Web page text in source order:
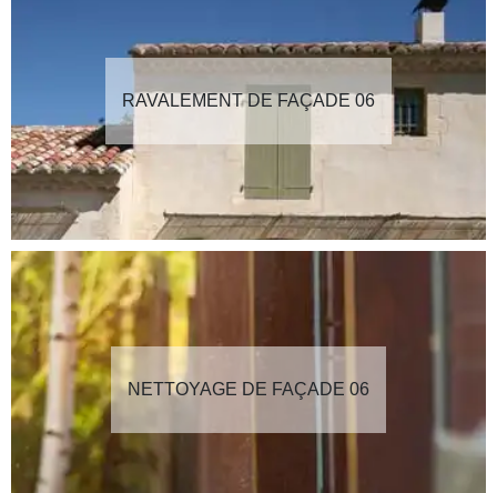
RAVALEMENT DE FAÇADE 06
NETTOYAGE DE FAÇADE 06